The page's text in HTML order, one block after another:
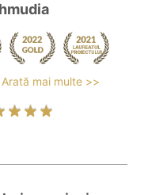
Arată mai multe >>